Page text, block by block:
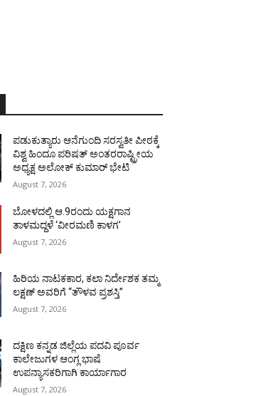
ಪಡುಕುತ್ಯಾರು ಆನೆಗುಂದಿ ಸರಸ್ವತೀ ಪೀಠಕ್ಕೆ
ವಿಶ್ವ ಹಿಂದೂ ಪರಿಷತ್ ಅಂತರರಾಷ್ಟ್ರೀಯ
ಅಧ್ಯಕ್ಷ ಅಲೋಕ್ ಕುಮಾರ್ ಭೇಟಿ
August 7, 2026
ಬೋಳದಲ್ಲಿ ಆ.9ರಂದು ಯಕ್ಷಗಾನ
ತಾಳಮದ್ದಳೆ ‘ವೀರಮಣಿ ಕಾಳಗ’
August 7, 2026
ಹಿರಿಯ ನಾಟಕಕಾರ, ಕಲಾ ನಿರ್ದೇಶಕ ತಮ್ಮ
ಲಕ್ಷಣ್ ಅವರಿಗೆ “ತೌಳವ ಪ್ರಶಸ್ತಿ”
August 7, 2026
ದಕ್ಷಿಣ ಕನ್ನಡ ಜಿಲ್ಲೆಯ ಪದವಿ ಪೂರ್ವ
ಕಾಲೇಜುಗಳ ಆಂಗ್ಲ ಭಾಷೆ
ಉಪನ್ಯಾಸಕರಿಗಾಗಿ ಕಾರ್ಯಾಗಾರ
August 7, 2026